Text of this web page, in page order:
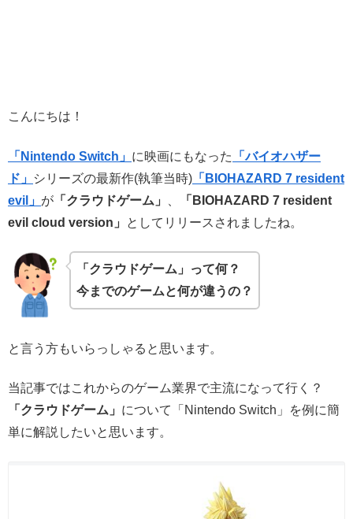
こんにちは！
「Nintendo Switch」 に映画にもなった
「バイオハザー
ド」 シリーズの最新作(執筆当時) 「BIOHAZARD 7 resident
evil」 が 「クラウドゲーム」
「BIOHAZARD 7 resident
evil cloud version」
としてリリースされましたね。
「クラウドゲーム」って何？
今までのゲームと何が違うの？
と言う方もいらっしゃると思います。
当記事ではこれからのゲーム業界で主流になって行く？
「クラウドゲーム」 について「Nintendo Switch」を例に簡
単に解説したいと思います。